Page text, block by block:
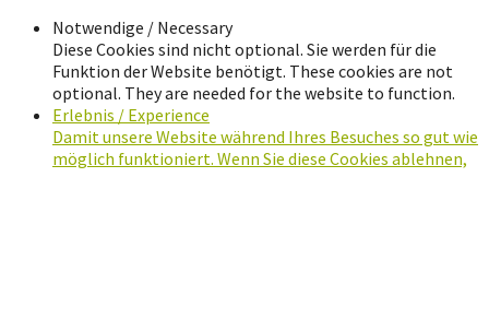
Notwendige / Necessary
Diese Cookies sind nicht optional. Sie werden für die
Funktion der Website benötigt. These cookies are not
optional. They are needed for the website to function.
Erlebnis / Experience
Damit unsere Website während Ihres Besuches so gut wie
möglich funktioniert. Wenn Sie diese Cookies ablehnen,